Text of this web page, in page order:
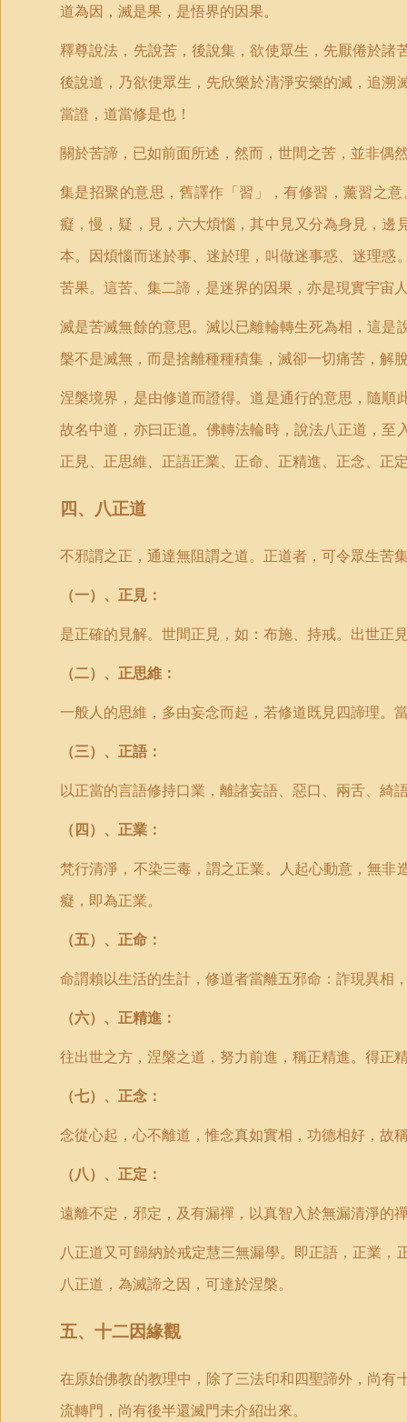
道為因，滅是果，是悟界的因果。
釋尊說法，先說苦，後說集，欲使眾生，先厭倦於
後說道，乃欲使眾生，先欣樂於清淨安樂的滅，追
當證，道當修是也！
關於苦諦，已如前面所述，然而，世間之苦，並非偶
集是招聚的意思，舊譯作「習」，有修習，薰習之
癡，慢，疑，見，六大煩惱，其中見又分為身見，
本。因煩惱而迷於事、迷於理，叫做迷事惑、迷理
苦果。這苦、集二諦，是迷界的因果，亦是現實宇宙
滅是苦滅無餘的意思。滅以已離輪轉生死為相，這
槃不是滅無，而是捨離種種積集，滅卻一切痛苦，解
涅槃境界，是由修道而證得。道是通行的意思，隨
故名中道，亦曰正道。佛轉法輪時，說法八正道，
正見、正思維、正語正業、正命、正精進、正念、正
四、八正道
不邪謂之正，通達無阻謂之道。正道者，可令眾生苦
（一）、正見：
是正確的見解。世間正見，如：布施、持戒。出世正
（二）、正思維：
一般人的思維，多由妄念而起，若修道既見四諦理。
（三）、正語：
以正當的言語修持口業，離諸妄語、惡口、兩舌、綺
（四）、正業：
梵行清淨，不染三毒，謂之正業。人起心動意，無
癡，即為正業。
（五）、正命：
命謂賴以生活的生計，修道者當離五邪命：詐現異相
（六）、正精進：
往出世之方，涅槃之道，努力前進，稱正精進。得正
（七）、正念：
念從心起，心不離道，惟念真如實相，功德相好，故
（八）、正定：
遠離不定，邪定，及有漏禪，以真智入於無漏清淨的
八正道又可歸納於戒定慧三無漏學。即正語，正業
八正道，為滅諦之因，可達於涅槃。
五、十二因緣觀
在原始佛教的教理中，除了三法印和四聖諦外，尚
流轉門，尚有後半還滅門未介紹出來。